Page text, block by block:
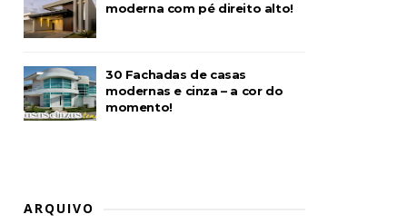
moderna com pé direito alto!
30 Fachadas de casas
modernas e cinza – a cor do
momento!
ARQUIVO